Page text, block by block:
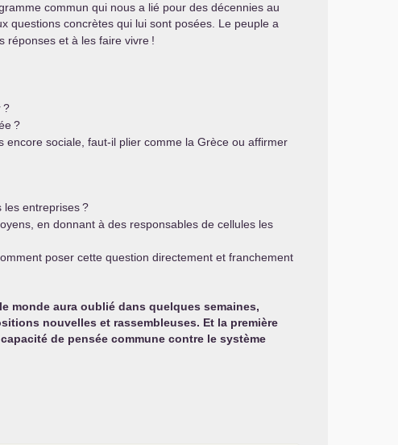
commun qui nous a lié pour des décennies au
questions concrètes qui lui sont posées. Le peuple a
réponses et à les faire vivre !
?
?
encore sociale, faut-il plier comme la Grèce ou affirmer
les entreprises?
en donnant à des responsables de cellules les
poser cette question directement et franchement
monde aura oublié dans quelques semaines,
nouvelles et rassembleuses. Et la première
de pensée commune contre le système